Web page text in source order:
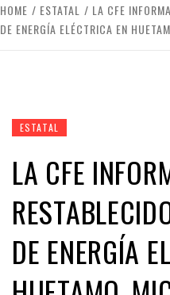
HOME ESTATAL
LA CFE
DE ENERGÍA ELÉCTRICA EN
ESTATAL
LA CFE
DE ENERGÍA